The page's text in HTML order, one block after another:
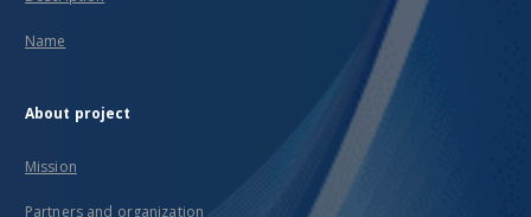
Name
About project
Mission
Partners and organization